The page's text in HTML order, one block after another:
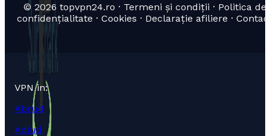
© 2026 topvpn24.ro · Termeni și condiții · Politica de
confidențialitate · Cookies · Declarație afiliere ·
VPN in:
Abrud
Adjud